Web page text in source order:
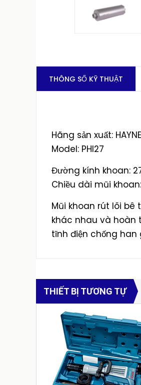
THÔNG SỐ KỸ THUẬT
Hãng sản xuất:
Model: PHI27
Đường kính khoan:
Chiều dài mũi
Mũi khoan rút lõi bê
khác nhau và hoàn
tĩnh điện chống han
THIẾT BỊ TƯƠNG TỰ